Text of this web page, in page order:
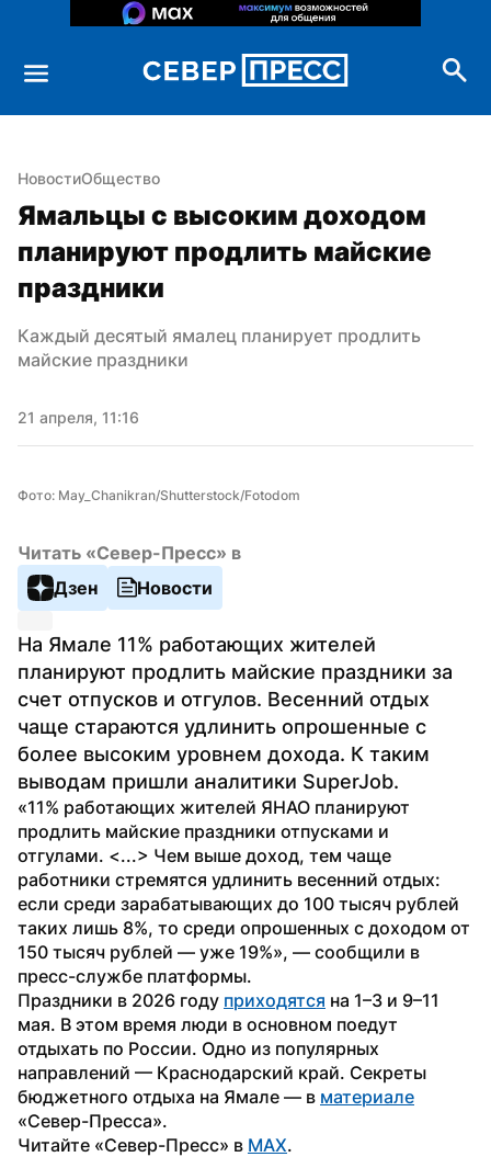
НовостиОбщество
Ямальцы с высоким доходом
планируют продлить майские
праздники
Каждый десятый ямалец планирует продлить
майские праздники
21 апреля, 11:16
Фото: May_Chanikran/Shutterstock/Fotodom
Читать «Север-Пресс» в
Дзен
Новости
На Ямале 11% работающих жителей
планируют продлить майские праздники за
счет отпусков и отгулов. Весенний отдых
чаще стараются удлинить опрошенные с
более высоким уровнем дохода. К таким
выводам пришли аналитики SuperJob.
«11% работающих жителей ЯНАО планируют
продлить майские праздники отпусками и
отгулами. <...> Чем выше доход, тем чаще
работники стремятся удлинить весенний отдых:
если среди зарабатывающих до 100 тысяч рублей
таких лишь 8%, то среди опрошенных с доходом от
150 тысяч рублей — уже 19%», — сообщили в
пресс-службе платформы.
Праздники в 2026 году приходятся на 1–3 и 9–11
мая. В этом время люди в основном поедут
отдыхать по России. Одно из популярных
направлений — Краснодарский край. Секреты
бюджетного отдыха на Ямале — в материале
«Север-Пресса».
Читайте «Север-Пресс» в MAX.